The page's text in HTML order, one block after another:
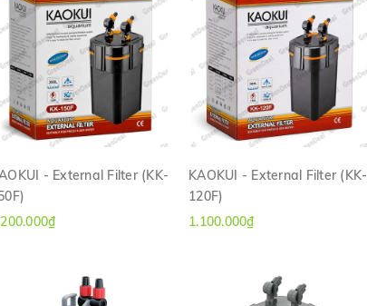
XEM NHANH
- External Filter (KK-
XEM NHANH
KAOKUI - External Filter (KK-
120F)
1.100.000₫